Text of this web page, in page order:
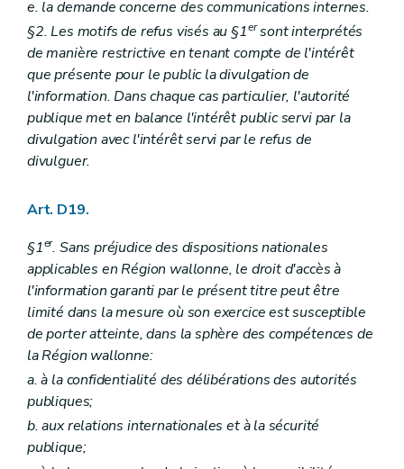
e. la demande concerne des communications internes.
§2. Les motifs de refus visés au §1ersont interprétés
de manière restrictive en tenant compte de l'intérêt
que présente pour le public la divulgation de
l'information. Dans chaque cas particulier, l'autorité
publique met en balance l'intérêt public servi par la
divulgation avec l'intérêt servi par le refus de
divulguer.
Art. D19.
§1er. Sans préjudice des dispositions nationales
applicables en Région wallonne, le droit d'accès à
l'information garanti par le présent titre peut être
limité dans la mesure où son exercice est susceptible
de porter atteinte, dans la sphère des compétences de
la Région wallonne:
a. à la confidentialité des délibérations des autorités
publiques;
b. aux relations internationales et à la sécurité
publique;